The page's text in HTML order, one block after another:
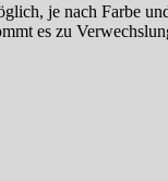
je nach Farbe
es zu